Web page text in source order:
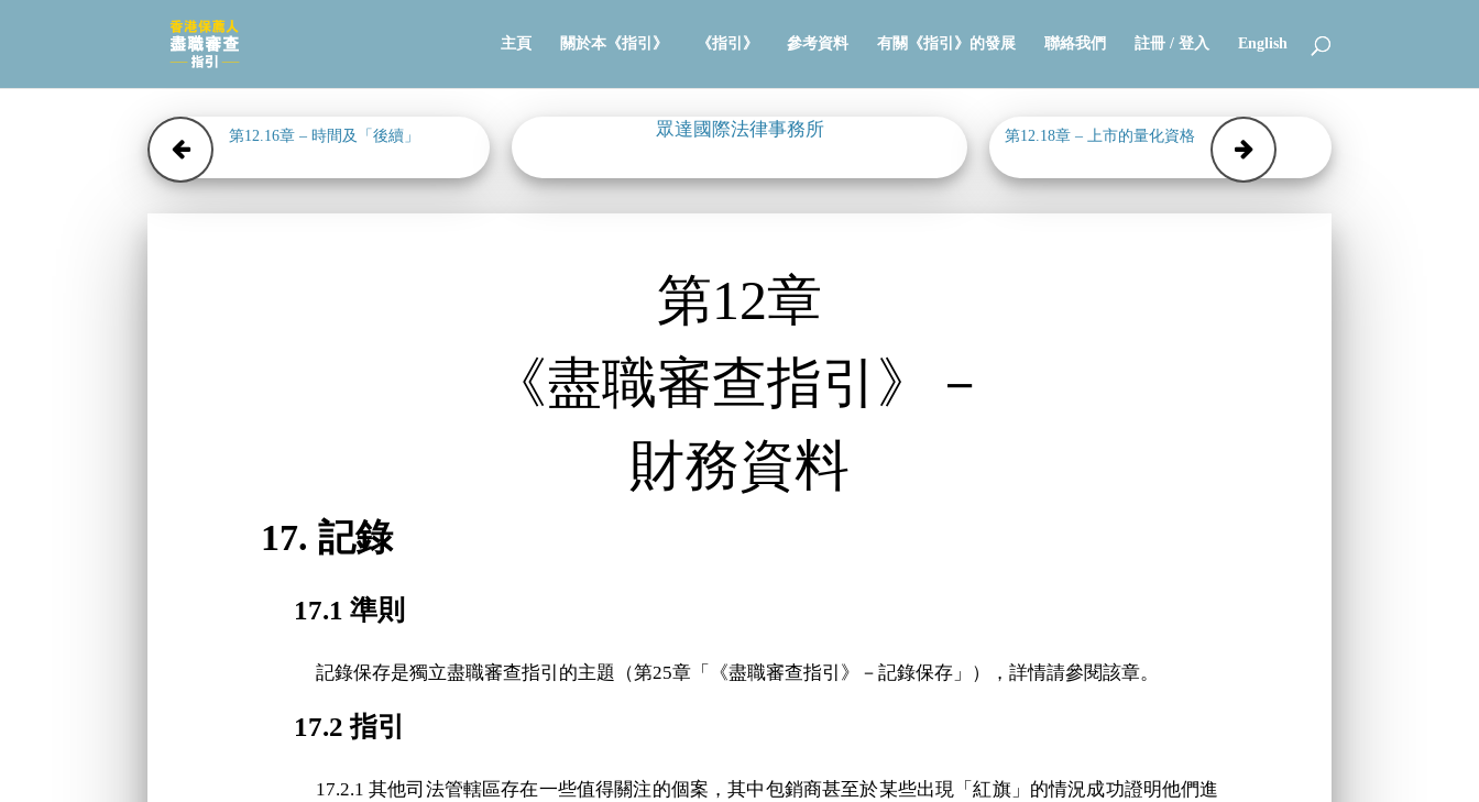
主頁 關於本《指引》 《指引》 參考資料 有關《指引》的發展 聯絡我們 註冊 / 登入 English
第12.16章 – 時間及「後續」 眾達國際法律事務所 第12.18章 – 上市的量化資格
第12章
《盡職審查指引》－
財務資料
17. 記錄
17.1 準則
記錄保存是獨立盡職審查指引的主題（第25章「《盡職審查指引》－記錄保存」），詳情請參閱該章。
17.2 指引
17.2.1 其他司法管轄區存在一些值得關注的個案，其中包銷商甚至於某些出現「紅旗」的情況成功證明他們進